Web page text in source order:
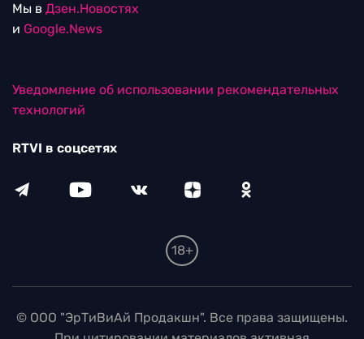
Мы в Дзен.Новостях
и Google.News
Уведомление об использовании рекомендательных
технологий
RTVI в соцсетях
18+
© ООО "ЭрТиВиАй Продакшн". Все права защищены.